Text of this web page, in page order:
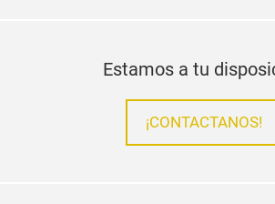
Estamos a tu
¡CONTACTANOS!